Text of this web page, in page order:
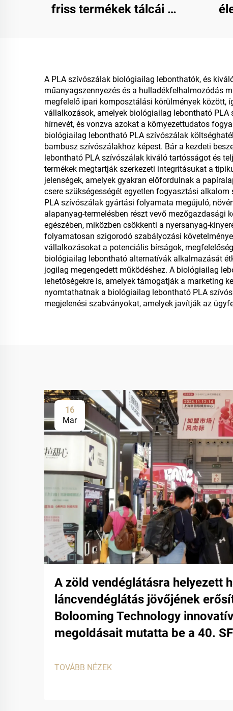
friss termékek tálcái –
A PLA szívószálak biológiailag lebonthatók, és
műanyagszennyezés és a hulladékfelhalmozódás
megfelelő ipari komposztálási körülmények között,
vállalkozások, amelyek biológiailag lebontható PLA
hírnevét, és vonzva azokat a környezettudatos
biológiailag lebontható PLA szívószálak
bambusz szívószálakhoz képest. Bár a kezdeti
lebontható PLA szívószálak kiváló tartósságot és
termékek megtartják szerkezeti integritásukat a
jelenségek, amelyek gyakran előfordulnak a
csere szükségességét egyetlen fogyasztási
PLA szívószálak gyártási folyamata megújuló,
alapanyag-termelésben részt vevő mezőgazdasági
egészében, miközben csökkenti a nyersanyag-
folyamatosan szigorodó szabályozási
vállalkozásokat a potenciális bírságok,
biológiailag lebontható alternatívák alkalmazását
jogilag megengedett működéshez. A biológiailag
lehetőségekre is, amelyek támogatják a marketing
nyomtathatnak a biológiailag lebontható PLA
megjelenési szabványokat, amelyek javítják az
16
Mar
A zöld vendéglátásra helyezett
láncvendéglátás jövőjének
Bolooming Technology
megoldásait mutatta be a 40.
TOVÁBB NÉZEK